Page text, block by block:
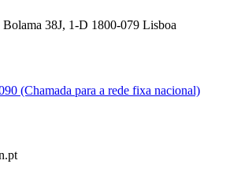
Bolama 38J, 1-D 1800-079 Lisboa
(Chamada para a rede fixa nacional)